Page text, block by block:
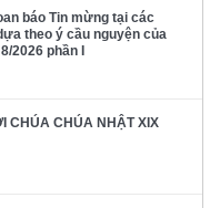
báo Tin mừng tại các
theo ý cầu nguyện của
2026 phần I
CHÚA CHÚA NHẬT XIX